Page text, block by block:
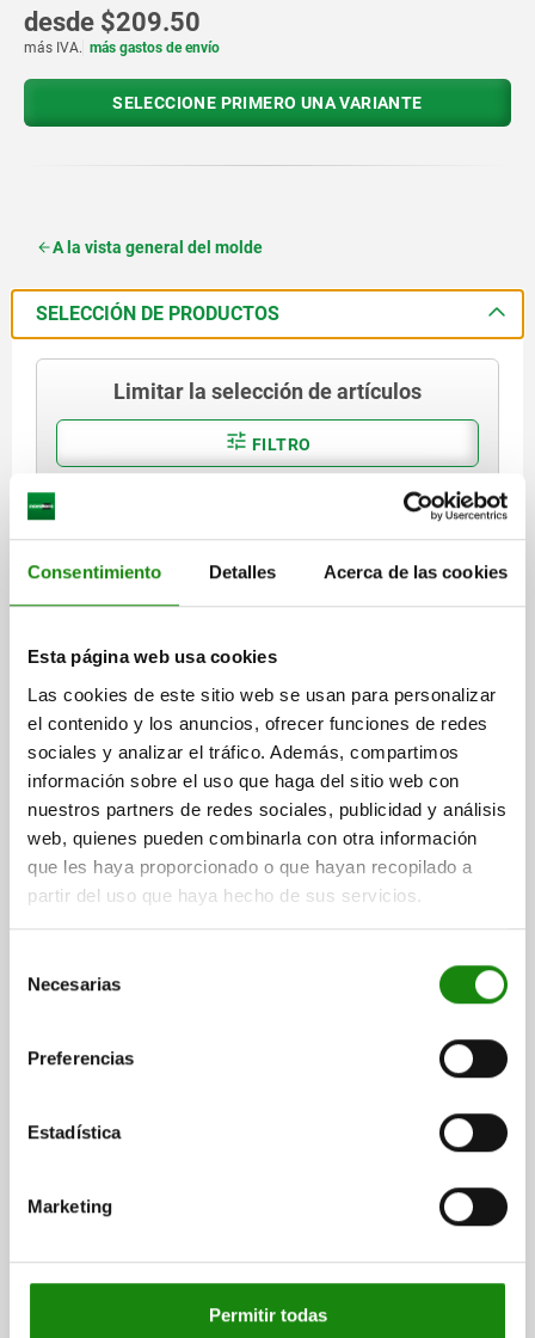
Consentimiento Detalles Acerca de las cookies
Esta página web usa cookies
Las cookies de este sitio web se usan para personalizar
el contenido y los anuncios, ofrecer funciones de redes
sociales y analizar el tráfico. Además, compartimos
información sobre el uso que haga del sitio web con
nuestros partners de redes sociales, publicidad y análisis
web, quienes pueden combinarla con otra información
que les haya proporcionado o que hayan recopilado a
partir del uso que haya hecho de sus servicios.
Necesarias
Preferencias
Estadística
Marketing
Permitir todas
desde $209.50
más IVA. más gastos de envío
SELECCIONE PRIMERO UNA VARIANTE
A la vista general del molde
SELECCIÓN DE PRODUCTOS
Limitar la selección de artículos
FILTRO
mostrar / ocultar dibujo
NUEVO
03092 F
PERNO DE BLOQUEO SIN RANURA DE BLOQUEO TA.9
D1=M06X0,75, D=3, FORMA:F,
ENDURECIDO
LONGITUD=18
FORMA=F
SW2=10
Referencia:
$230.27
más IVA.
DETALLES